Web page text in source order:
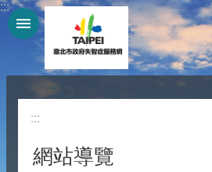
跳到主要內容區塊
:::
:::
網站導覽